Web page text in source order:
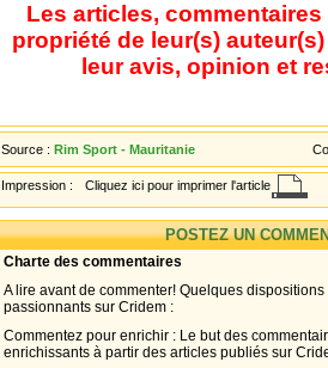
Les articles,
propriété de leur(s)
leur avis, opinion et
Source : Rim Sport - Mauritanie
Impression : Cliquez ici pour imprimer l'article
POSTEZ UN
Charte des commentaires
A lire avant de commenter! Quelques
passionnants sur Cridem :
Commentez pour enrichir : Le but des
enrichissants à partir des articles publiés sur